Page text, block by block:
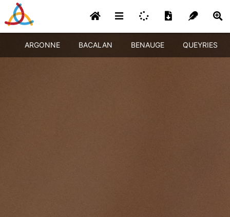
ARGONNE BACALAN BENAUGE QUEYRIES